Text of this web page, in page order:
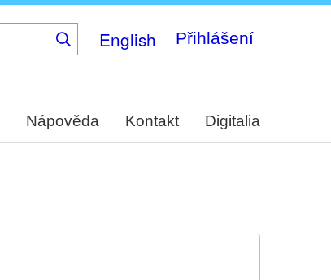
English Přihlášení
Nápověda Kontakt Digitalia